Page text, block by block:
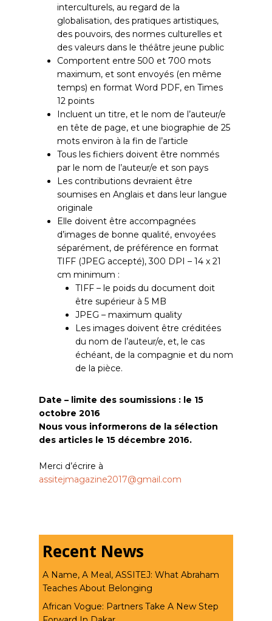
interculturels, au regard de la
globalisation, des pratiques artistiques,
des pouvoirs, des normes culturelles et
des valeurs dans le théâtre jeune public
Comportent entre 500 et 700 mots
maximum, et sont envoyés (en même
temps) en format Word PDF, en Times
12 points
Incluent un titre, et le nom de l’auteur/e
en tête de page, et une biographie de 25
mots environ à la fin de l’article
Tous les fichiers doivent être nommés
par le nom de l’auteur/e et son pays
Les contributions devraient être
soumises en Anglais et dans leur langue
originale
Elle doivent être accompagnées
d’images de bonne qualité, envoyées
séparément, de préférence en format
TIFF (JPEG accepté), 300 DPI – 14 x 21
cm minimum :
TIFF – le poids du document doit
être supérieur à 5 MB
JPEG – maximum quality
Les images doivent être créditées
du nom de l’auteur/e, et, le cas
échéant, de la compagnie et du nom
de la pièce.
Date – limite des soumissions : le 15
octobre 2016
Nous vous informerons de la sélection
des articles le 15 décembre 2016.
Merci d’écrire à
assitejmagazine2017@gmail.com
Recent News
A Name, A Meal, ASSITEJ: What Abraham
Teaches About Belonging
African Vogue: Partners Take A New Step